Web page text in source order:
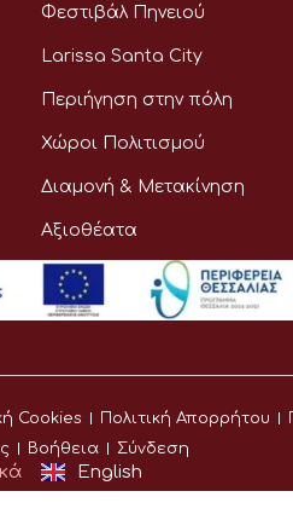
Φεστιβάλ Πηνειού
Larissa Santa City
Περιήγηση στην πόλη
Χώροι Πολιτισμού
Διαμονή & Μετακίνηση
Αξιοθέατα
Cookies Πολιτική Απορρήτου
Βοήθεια Σύνδεση
English